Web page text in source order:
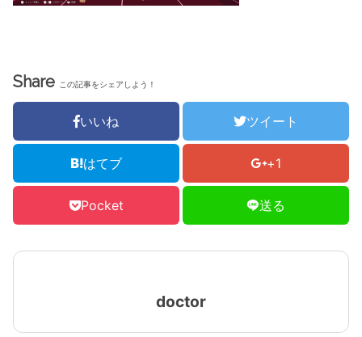
Share この記事をシェアしよう！
いいね ツイート
はてブ +1
Pocket 送る
doctor